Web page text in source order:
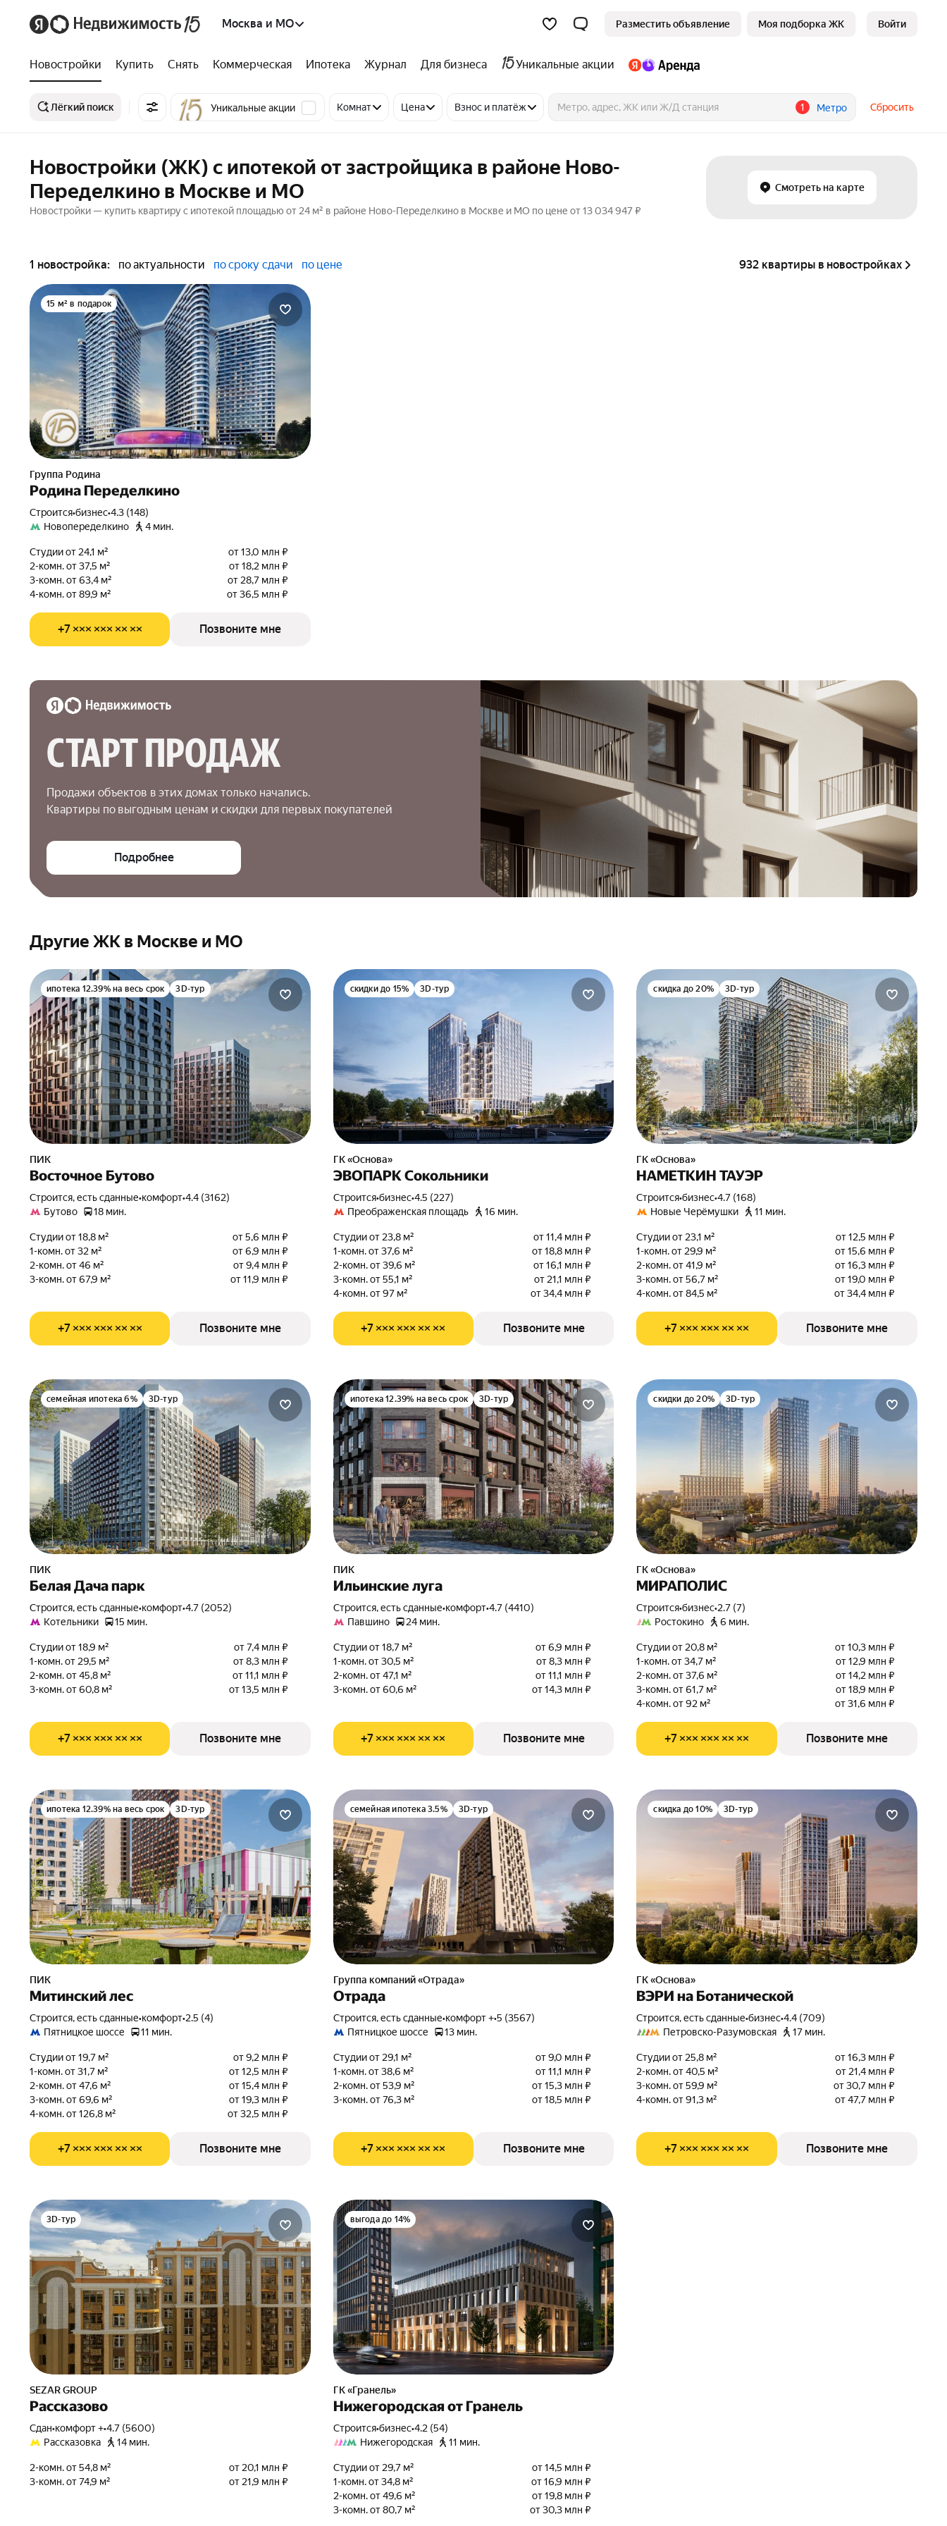
Москва и МО Разместить объявление Моя подборка ЖК Войти
Новостройки Купить Снять Коммерческая Ипотека Журнал Для бизнеса Уникальные акции
Лёгкий поиск Уникальные акции Комнат Цена Взнос и платёж 1 Метро Сбросить
Новостройки (ЖК) с ипотекой от застройщика в районе Ново-
Переделкино в Москве и МО
Новостройки — купить квартиру с ипотекой площадью от 24 м² в районе Ново-Переделкино в Москве и МО по цене от 13 034 947 ₽
Смотреть на карте
1 новостройка: по актуальности по сроку сдачи по цене 932 квартиры в новостройках
15 м² в подарок
Группа Родина
Родина Переделкино
Строится•бизнес•4.3 (148)
Новопеределкино
4 мин.
Студии от 24,1 м²
от 13,0 млн ₽
2-комн. от 37,5 м²
от 18,2 млн ₽
3-комн. от 63,4 м²
от 28,7 млн ₽
4-комн. от 89,9 м²
от 36,5 млн ₽
+7 ××× ××× ×× ×× Позвоните мне
СТАРТ ПРОДАЖ
Продажи объектов в этих домах только начались.
Квартиры по выгодным ценам и скидки для первых покупателей
Подробнее
Другие ЖК в Москве и МО
ипотека 12.39% на весь срок 3D-тур
ПИК
Восточное Бутово
Строится, есть сданные•комфорт•4.4 (3162)
Бутово
18 мин.
Студии от 18,8 м²
от 5,6 млн ₽
1-комн. от 32 м²
от 6,9 млн ₽
2-комн. от 46 м²
от 9,4 млн ₽
3-комн. от 67,9 м²
от 11,9 млн ₽
+7 ××× ××× ×× ×× Позвоните мне
скидки до 15% 3D-тур
ГК «Основа»
ЭВОПАРК Сокольники
Строится•бизнес•4.5 (227)
Преображенская площадь
16 мин.
Студии от 23,8 м²
от 11,4 млн ₽
1-комн. от 37,6 м²
от 18,8 млн ₽
2-комн. от 39,6 м²
от 16,1 млн ₽
3-комн. от 55,1 м²
от 21,1 млн ₽
4-комн. от 97 м²
от 34,4 млн ₽
+7 ××× ××× ×× ×× Позвоните мне
скидка до 20% 3D-тур
ГК «Основа»
НАМЕТКИН ТАУЭР
Строится•бизнес•4.7 (168)
Новые Черёмушки
11 мин.
Студии от 23,1 м²
от 12,5 млн ₽
1-комн. от 29,9 м²
от 15,6 млн ₽
2-комн. от 41,9 м²
от 16,3 млн ₽
3-комн. от 56,7 м²
от 19,0 млн ₽
4-комн. от 84,5 м²
от 34,4 млн ₽
+7 ××× ××× ×× ×× Позвоните мне
семейная ипотека 6% 3D-тур
ПИК
Белая Дача парк
Строится, есть сданные•комфорт•4.7 (2052)
Котельники
15 мин.
Студии от 18,9 м²
от 7,4 млн ₽
1-комн. от 29,5 м²
от 8,3 млн ₽
2-комн. от 45,8 м²
от 11,1 млн ₽
3-комн. от 60,8 м²
от 13,5 млн ₽
+7 ××× ××× ×× ×× Позвоните мне
ипотека 12.39% на весь срок 3D-тур
ПИК
Ильинские луга
Строится, есть сданные•комфорт•4.7 (4410)
Павшино
24 мин.
Студии от 18,7 м²
от 6,9 млн ₽
1-комн. от 30,5 м²
от 8,3 млн ₽
2-комн. от 47,1 м²
от 11,1 млн ₽
3-комн. от 60,6 м²
от 14,3 млн ₽
+7 ××× ××× ×× ×× Позвоните мне
скидки до 20% 3D-тур
ГК «Основа»
МИРАПОЛИС
Строится•бизнес•2.7 (7)
Ростокино
6 мин.
Студии от 20,8 м²
от 10,3 млн ₽
1-комн. от 34,7 м²
от 12,9 млн ₽
2-комн. от 37,6 м²
от 14,2 млн ₽
3-комн. от 61,7 м²
от 18,9 млн ₽
4-комн. от 92 м²
от 31,6 млн ₽
+7 ××× ××× ×× ×× Позвоните мне
ипотека 12.39% на весь срок 3D-тур
ПИК
Митинский лес
Строится, есть сданные•комфорт•2.5 (4)
Пятницкое шоссе
11 мин.
Студии от 19,7 м²
от 9,2 млн ₽
1-комн. от 31,7 м²
от 12,5 млн ₽
2-комн. от 47,6 м²
от 15,4 млн ₽
3-комн. от 69,6 м²
от 19,3 млн ₽
4-комн. от 126,8 м²
от 32,5 млн ₽
+7 ××× ××× ×× ×× Позвоните мне
семейная ипотека 3.5% 3D-тур
Группа компаний «Отрада»
Отрада
Строится, есть сданные•комфорт +•5 (3567)
Пятницкое шоссе
13 мин.
Студии от 29,1 м²
от 9,0 млн ₽
1-комн. от 38,6 м²
от 11,1 млн ₽
2-комн. от 53,9 м²
от 15,3 млн ₽
3-комн. от 76,3 м²
от 18,5 млн ₽
+7 ××× ××× ×× ×× Позвоните мне
скидка до 10% 3D-тур
ГК «Основа»
ВЭРИ на Ботанической
Строится, есть сданные•бизнес•4.4 (709)
Петровско-Разумовская
17 мин.
Студии от 25,8 м²
от 16,3 млн ₽
2-комн. от 40,5 м²
от 21,4 млн ₽
3-комн. от 59,9 м²
от 30,7 млн ₽
4-комн. от 91,3 м²
от 47,7 млн ₽
+7 ××× ××× ×× ×× Позвоните мне
3D-тур
SEZAR GROUP
Рассказово
Сдан•комфорт +•4.7 (5600)
Рассказовка
14 мин.
2-комн. от 54,8 м²
от 20,1 млн ₽
3-комн. от 74,9 м²
от 21,9 млн ₽
выгода до 14%
ГК «Гранель»
Нижегородская от Гранель
Строится•бизнес•4.2 (54)
Нижегородская
11 мин.
Студии от 29,7 м²
от 14,5 млн ₽
1-комн. от 34,8 м²
от 16,9 млн ₽
2-комн. от 49,6 м²
от 19,8 млн ₽
3-комн. от 80,7 м²
от 30,3 млн ₽